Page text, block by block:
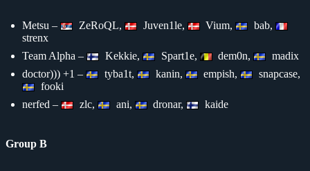
Metsu – ZeRoQL, Juven1le, Vium,
bab,
strenx
Team Alpha –
Kekkie, Spart1e, dem0n,
madix
doctor))) +1 –
tyba1t, kanin, empish,
snapcase,
fooki
nerfed –
zlc, ani, dronar, kaide
Group B